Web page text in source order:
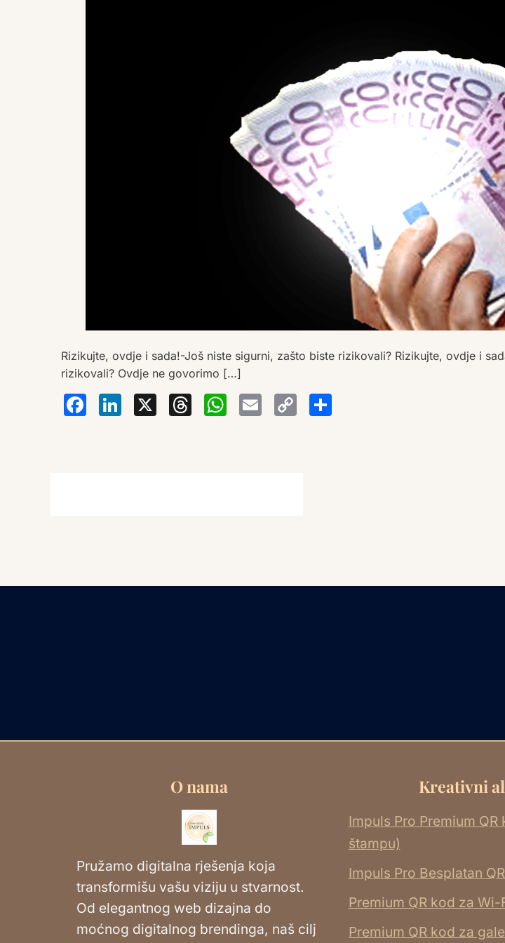
Rizikujte, ovdje i sada!-Još niste sigurni, zašto biste rizikovali? Rizikujte, ovdje i
rizikovali? Ovdje ne govorimo […]
Facebook
LinkedIn
X Threads
WhatsApp
EmailCopy
Link
O nama
Pružamo digitalna rješenja koja
transformišu vašu viziju u stvarnost.
Od elegantnog web dizajna do
moćnog digitalnog brendinga, naš cilj
Kreativni
Impuls Pro Premium QR
štampu)
Impuls Pro Besplatan
Premium QR kod za Wi-
Premium QR kod za